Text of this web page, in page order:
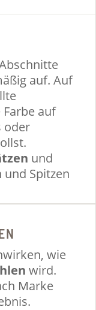
auf. Auf
auf
oder
und
Spitzen
wie
wird.
Marke